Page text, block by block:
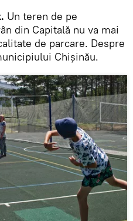
Un teren de pe
din Capitală nu va mai
de parcare. Despre
Chișinău.